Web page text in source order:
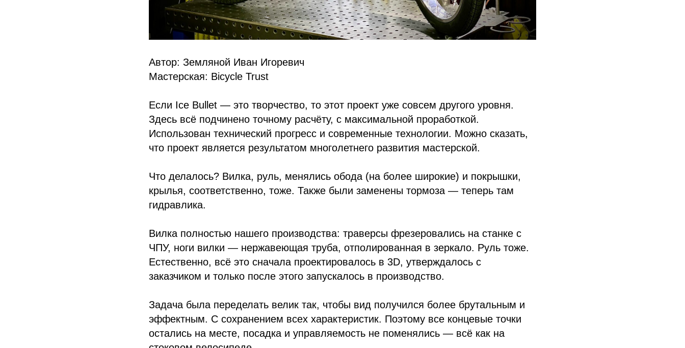
Автор: Земляной Иван Игоревич
Мастерская: Bicycle Trust
Если Ice Bullet — это творчество, то этот проект уже совсем другого уровня.
Здесь всё подчинено точному расчёту, с максимальной проработкой.
Использован технический прогресс и современные технологии. Можно сказать,
что проект является результатом многолетнего развития мастерской.
Что делалось? Вилка, руль, менялись обода (на более широкие) и покрышки,
крылья, соответственно, тоже. Также были заменены тормоза — теперь там
гидравлика.
Вилка полностью нашего производства: траверсы фрезеровались на станке с
ЧПУ, ноги вилки — нержавеющая труба, отполированная в зеркало. Руль тоже.
Естественно, всё это сначала проектировалось в 3D, утверждалось с
заказчиком и только после этого запускалось в производство.
Задача была переделать велик так, чтобы вид получился более брутальным и
эффектным. С сохранением всех характеристик. Поэтому все концевые точки
остались на месте, посадка и управляемость не поменялись — всё как на